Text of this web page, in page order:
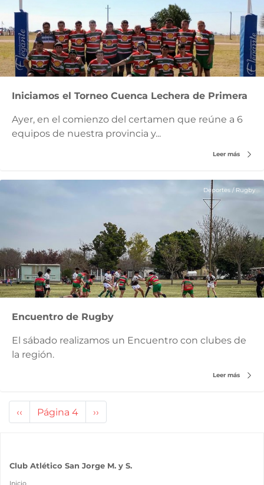
Iniciamos el Torneo Cuenca Lechera de Primera
Ayer, en el comienzo del certamen que reúne a 6
equipos de nuestra provincia y...
Leer más
Deportes / Rugby
Encuentro de Rugby
El sábado realizamos un Encuentro con clubes de
la región.
Leer más
Paginación
Página
anterior
‹‹ Página 4
Siguiente
página
››
Club Atlético San Jorge M. y S.
Inicio